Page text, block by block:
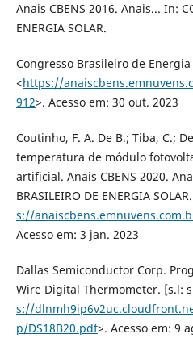
Anais CBENS 2016. Anais... In:
ENERGIA SOLAR.
Congresso Brasileiro de
<https://
912>. Acesso em: 30 out. 2023
Coutinho, F. A. De B.; Tiba, C.;
temperatura de módulo
artificial. Anais CBENS 2020.
BRASILEIRO DE ENERGIA
s://
Acesso em: 3 jan. 2023
Dallas Semiconductor Corp.
Wire Digital Thermometer. [s.l:
s://
p/DS18B20.pdf>. Acesso em: 9